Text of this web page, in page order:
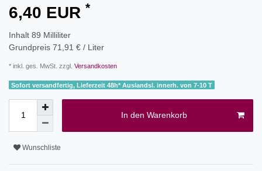
6,40 EUR *
Inhalt 89 Milliliter
Grundpreis 71,91 € / Liter
* inkl. ges. MwSt. zzgl. Versandkosten
Sofort versandfertig, Lieferzeit 48h* Auslandsl. innerh. von 7-10 T
In den Warenkorb
Wunschliste